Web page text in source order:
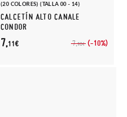
(20 COLORES) (TALLA 00 - 14)
CALCETÍN ALTO CANALE
CONDOR
7,90€ (-10%)
7,11€